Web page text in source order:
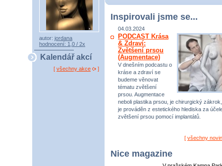
autor: jordana
hodnocení: 1,0 / 2x
Kalendář akcí
[ všechny akce ]
Inspirovali jsme se...
04.03.2024
PODCAST Krása
& Zdraví:
Zvětšení prsou
(Augmentace)
V dnešním podcastu o
kráse a zdraví se
budeme věnovat
tématu zvětšení
prsou. Augmentace
neboli plastika prsou, je chirurgický
je prováděn z estetického hlediska za
zvětšení prsou pomocí implantátů.
[ všechny
Nice magazine